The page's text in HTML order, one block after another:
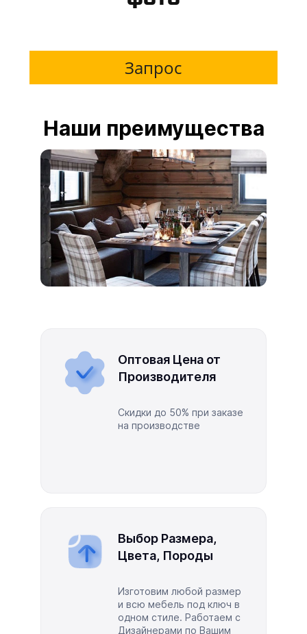
Запрос
Наши преимущества
Оптовая Цена от
Производителя
Скидки до 50% при заказе
на производстве
Выбор Размера,
Цвета, Породы
Изготовим любой размер
и всю мебель под ключ в
одном стиле. Работаем с
Дизайнерами по Вашим